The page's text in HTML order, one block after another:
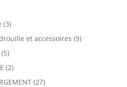
(3)
et accessoires (9)
(5)
(2)
(27)